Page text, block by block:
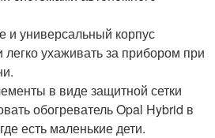
и универсальный корпус
ухаживать за прибором при
в виде защитной сетки
обогреватель Opal Hybrid в
есть маленькие дети.